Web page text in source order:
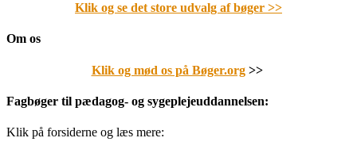
Klik og se det store udvalg af bøger >>
Om os
Klik og mød os på Bøger.org>>
Fagbøger til pædagog- og sygeplejeuddannelsen:
Klik på forsiderne og læs mere: